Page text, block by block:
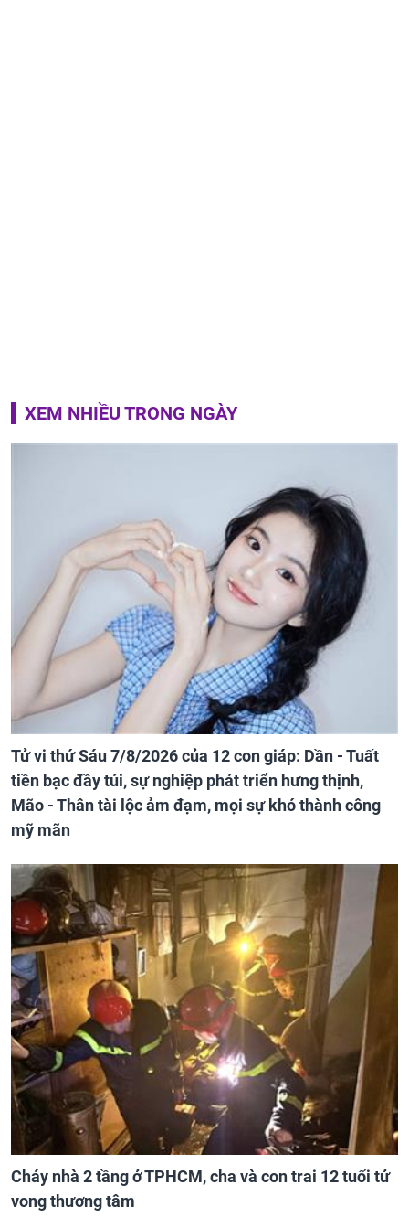
XEM NHIỀU TRONG NGÀY
Tử vi thứ Sáu 7/8/2026 của 12 con giáp: Dần - Tuất
tiền bạc đầy túi, sự nghiệp phát triển hưng thịnh,
Mão - Thân tài lộc ảm đạm, mọi sự khó thành công
mỹ mãn
Cháy nhà 2 tầng ở TPHCM, cha và con trai 12 tuổi tử
vong thương tâm